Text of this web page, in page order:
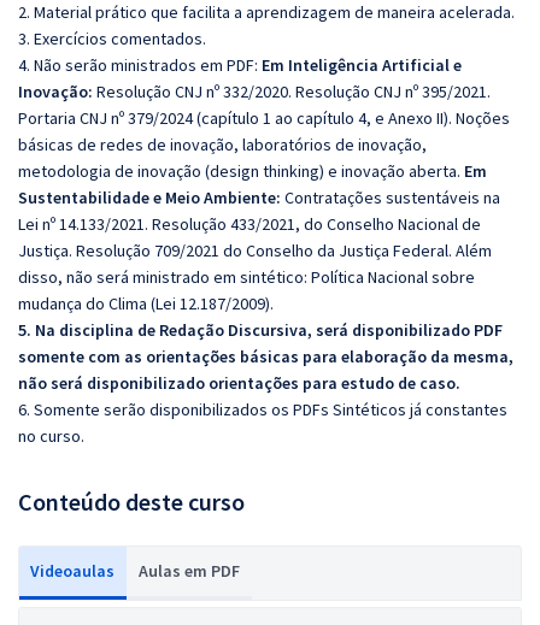
2. Material prático que facilita a aprendizagem de maneira acelerada.
3. Exercícios comentados.
4. Não serão ministrados em PDF: Em Inteligência Artificial e
Inovação: Resolução CNJ nº 332/2020. Resolução CNJ nº 395/2021.
Portaria CNJ nº 379/2024 (capítulo 1 ao capítulo 4, e Anexo II). Noções
básicas de redes de inovação, laboratórios de inovação,
metodologia de inovação (design thinking) e inovação aberta. Em
Sustentabilidade e Meio Ambiente: Contratações sustentáveis na
Lei nº 14.133/2021. Resolução 433/2021, do Conselho Nacional de
Justiça. Resolução 709/2021 do Conselho da Justiça Federal. Além
disso, não será ministrado em sintético: Política Nacional sobre
mudança do Clima (Lei 12.187/2009).
5. Na disciplina de Redação Discursiva, será disponibilizado PDF
somente com as orientações básicas para elaboração da mesma,
não será disponibilizado orientações para estudo de caso.
6. Somente serão disponibilizados os PDFs Sintéticos já constantes
no curso.
Conteúdo deste curso
Videoaulas Aulas em PDF